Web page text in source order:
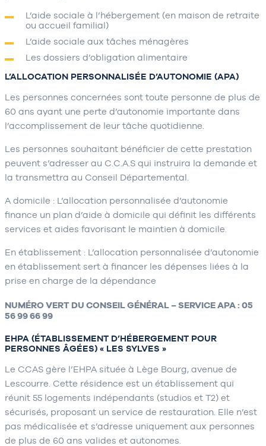
L’aide sociale à l’hébergement (en maison de retraite
ou accueil familial)
L’aide sociale aux tâches ménagères
Les dossiers d’obligation alimentaire
L’ALLOCATION PERSONNALISÉE D’AUTONOMIE (APA)
Les personnes concernées sont toute personne de plus de
60 ans ayant une perte d’autonomie importante dans
l’accomplissement de leur tâche quotidienne.
Les personnes souhaitant bénéficier de cette prestation
peuvent s’adresser au C.C.A.S qui instruira la demande et
la transmettra au Conseil Départemental.
A domicile : L’allocation personnalisée d’autonomie
finance un plan d’aide à domicile qui définit les différents
services et aides favorisant le maintien à domicile.
En établissement : L’allocation personnalisée d’autonomie
en établissement sert à financer les dépenses liées à la
prise en charge de la dépendance
NUMÉRO VERT DU CONSEIL GÉNÉRAL – SERVICE APA : 05
56 99 66 99
EHPA (ÉTABLISSEMENT D’HÉBERGEMENT POUR
PERSONNES ÂGÉES) « LES SYLVES »
Le CCAS gère l’EHPA située à Lège Bourg, avenue de
Lescourre. Cette résidence est un établissement qui
réunit 55 logements indépendants (studios et T2) et
sécurisés, proposant un service de restauration. Elle n’est
pas médicalisée et s’adresse uniquement aux personnes
de plus de 60 ans valides et autonomes.